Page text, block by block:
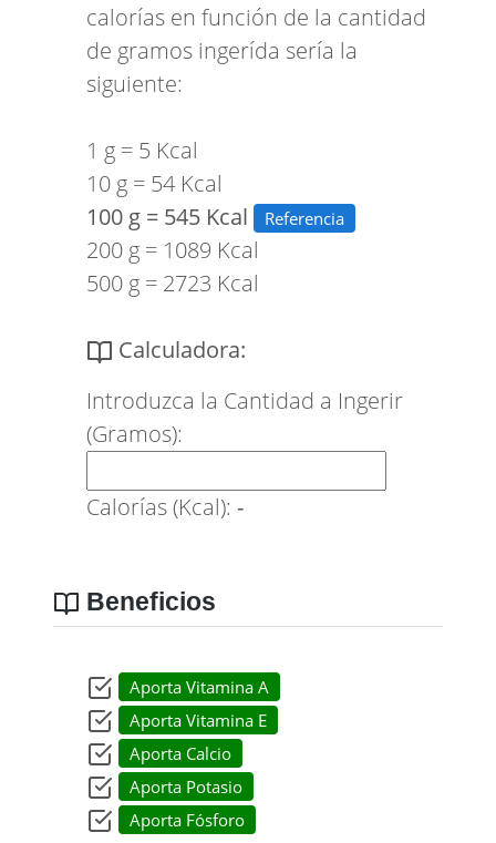
calorías en función de la cantidad
de gramos ingerída sería la
siguiente:
1 g = 5 Kcal
10 g = 54 Kcal
100 g = 545 Kcal
Referencia
200 g = 1089 Kcal
500 g = 2723 Kcal
Calculadora:
Introduzca la Cantidad a Ingerir
(Gramos):
Calorías (Kcal): -
Beneficios
Aporta Vitamina A
Aporta Vitamina E
Aporta Calcio
Aporta Potasio
Aporta Fósforo